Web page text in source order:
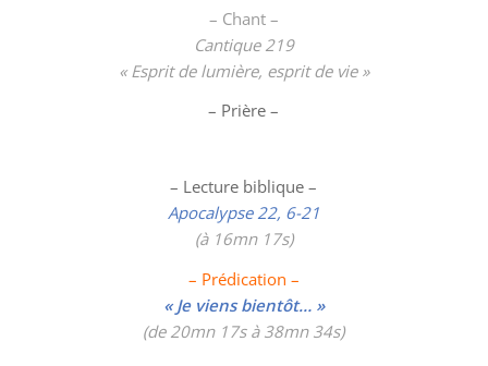
– Chant –
Cantique 219
« Esprit de lumière, esprit de vie »
– Prière –
– Lecture biblique –
Apocalypse 22, 6-21
(à 16mn 17s)
– Prédication –
« Je viens bientôt… »
(de 20mn 17s à 38mn 34s)